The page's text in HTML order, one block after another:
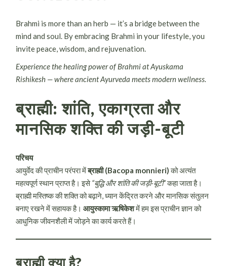
Brahmi is more than an herb — it’s a bridge between the
mind and soul. By embracing Brahmi in your lifestyle, you
invite peace, wisdom, and rejuvenation.
Experience the healing power of Brahmi at Ayuskama
Rishikesh — where ancient Ayurveda meets modern wellness.
ब्राह्मी: शांति, एकाग्रता और
मानसिक शक्ति की जड़ी-बूटी
परिचय
आयुर्वेद की प्राचीन परंपरा मेंब्राह्मी (Bacopa monnieri)को अत्यंत
महत्वपूर्ण स्थान प्राप्त है। इसे“बुद्धि और शांति की जड़ी-बूटी”कहा जाता है।
ब्राह्मी मस्तिष्क की शक्ति को बढ़ाने, ध्यान केंद्रित करने और मानसिक संतुलन
बनाए रखने में सहायक है।आयुस्कामा ऋषिकेशमें हम इस प्राचीन ज्ञान को
आधुनिक जीवनशैली में जोड़ने का कार्य करते हैं।
ब्राह्मी क्या है?